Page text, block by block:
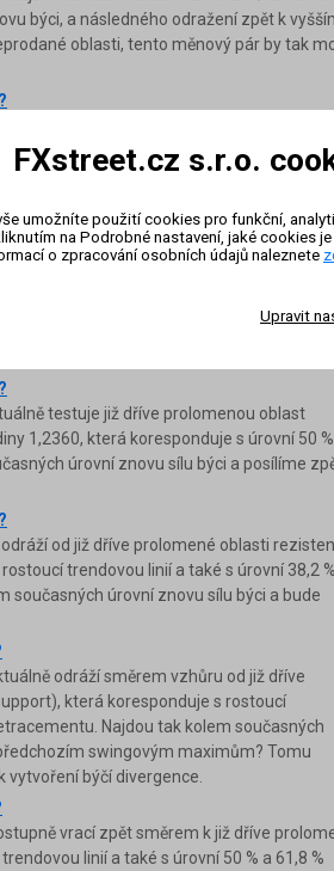
býci, a následného odražení zpět k
oblasti, tento měnový pár by tak
vrací zpět směrem k již dříve
úrovní 38,2 % a 50 % Fibonacciho
200. Dočkáme se oslabení k této již
odražení zpět k vyšším
vrací zpět směrem k již dříve
hladiny 1,4000, která koresponduje s úrovní
k této již zmíněné proražené rezistenci
k vyšším úrovním a pokračování
testuje již dříve prolomenou oblast
1,2360, která koresponduje s úrovní 50 %
úrovní znovu sílu býci a posílíme
od již dříve prolomené oblasti
trendovou linií a také s úrovní 38,2
současných úrovní znovu sílu býci a bude
odráží směrem vzhůru od již dříve
která koresponduje s rostoucí
Najdou tak kolem současných
swingovým maximům? Tomu
vytvoření býčí divergence.
vrací zpět směrem k již dříve
linií a také s úrovní 50 % a 61,8 %
FXstreet.cz s.r.o.
umožníte použití cookies pro funkční,
na Podrobné nastavení, jaké cookies
o zpracování osobních údajů naleznete
Upravit